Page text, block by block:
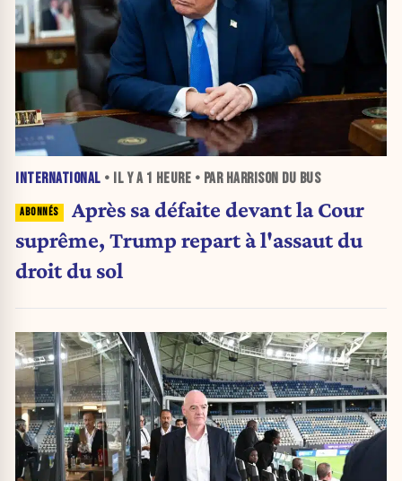
INTERNATIONAL • IL Y A 1 HEURE • PAR HARRISON DU BUS
Après sa défaite devant la Cour
suprême, Trump repart à l'assaut du
droit du sol